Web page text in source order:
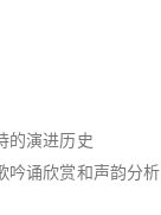
的演进历史
吟诵欣赏和声韵分析